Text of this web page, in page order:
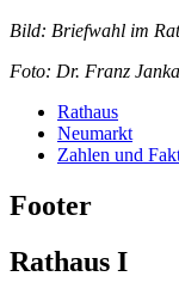
Bild: Briefwahl im
Foto: Dr. Franz
Rathaus
Neumarkt
Zahlen und
Footer
Rathaus I